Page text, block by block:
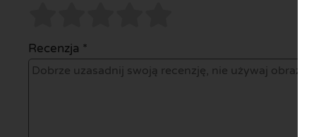
Recenzja *